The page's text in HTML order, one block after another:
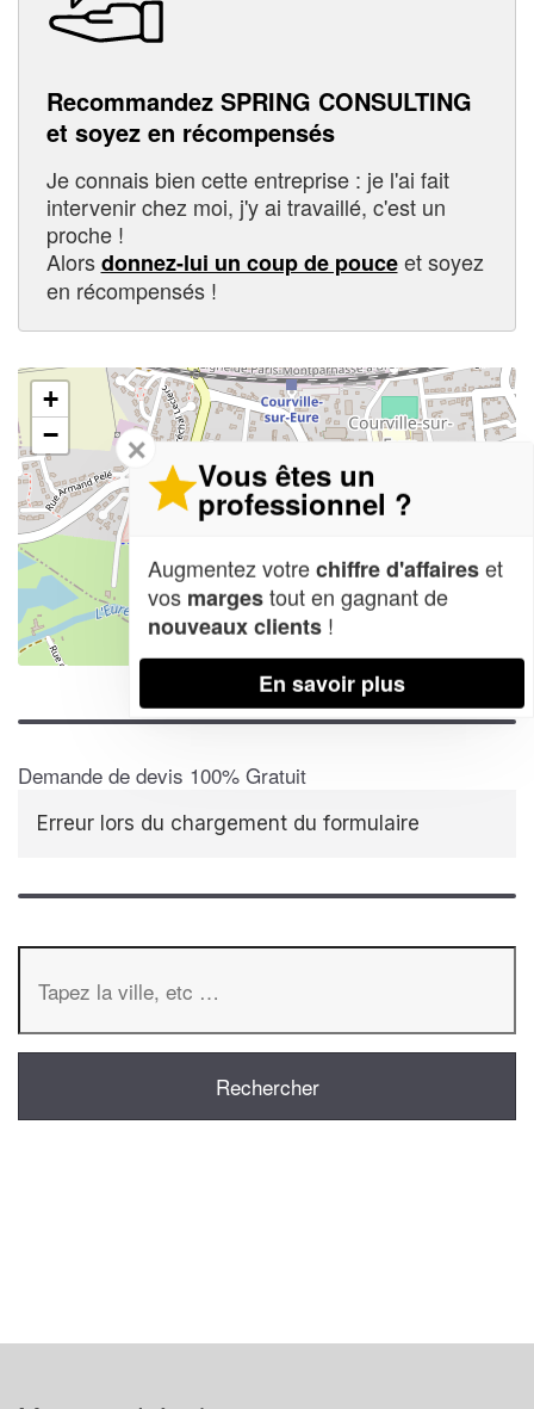
Recommandez SPRING CONSULTING
et soyez en récompensés
Je connais bien cette entreprise : je l'ai fait
intervenir chez moi, j'y ai travaillé, c'est un
proche !
Alorsdonnez-lui un coup de pouceet soyez
en récompensés !
+
−
Leaflet| Map data ©OpenStreetMap contributors,CC-BY-SA
Demande de devis 100% Gratuit
Erreur lors du chargement du formulaire
✕
Vous êtes un
professionnel ?
Augmentez votrechiffre d'affaireset
vos margestout en gagnant de
nouveaux clients !
En savoir plus